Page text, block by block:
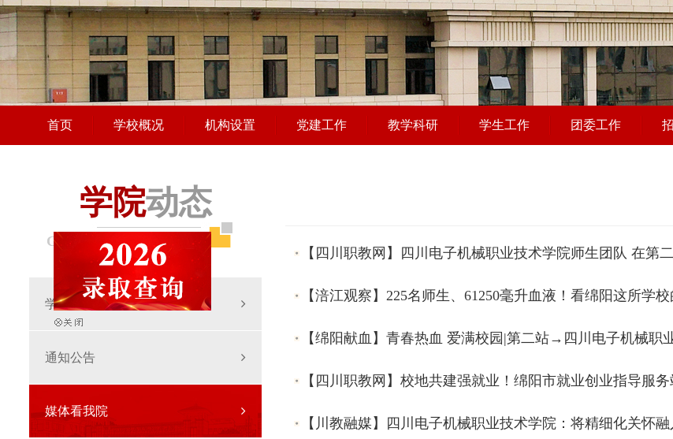
首页 学校概况 机构设置 党建工作 教学科研 学生工作 团委工作
学院动态
COLLEGE DYNAMICS
学院要闻
通知公告
媒体看我院
【四川职教网】四川电子机械职业技术学院师生团队 在第
【涪江观察】225名师生、61250毫升血液！看绵阳这所学
【绵阳献血】青春热血 爱满校园|第二站→四川电子机械职
【川教融媒】四川电子机械职业技术学院：将精细化关怀